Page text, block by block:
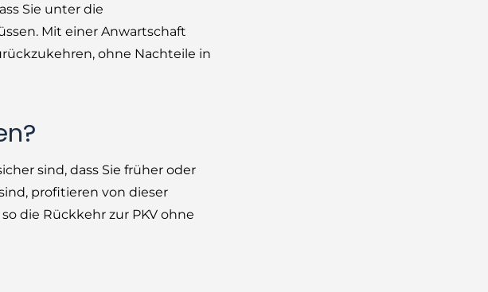
Sie unter die
Mit einer Anwartschaft
ohne Nachteile in
sind, dass Sie früher oder
profitieren von dieser
die Rückkehr zur PKV ohne